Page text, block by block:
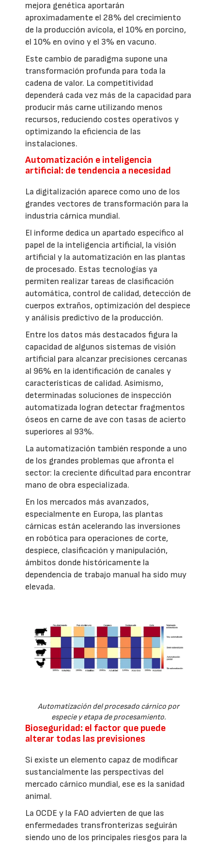
mejora genética aportarán
aproximadamente el 28% del crecimiento
de la producción avícola, el 10% en porcino,
el 10% en ovino y el 3% en vacuno.
Este cambio de paradigma supone una
transformación profunda para toda la
cadena de valor. La competitividad
dependerá cada vez más de la capacidad para
producir más carne utilizando menos
recursos, reduciendo costes operativos y
optimizando la eficiencia de las
instalaciones.
Automatización e inteligencia
artificial: de tendencia a necesidad
La digitalización aparece como uno de los
grandes vectores de transformación para la
industria cárnica mundial.
El informe dedica un apartado específico al
papel de la inteligencia artificial, la visión
artificial y la automatización en las plantas
de procesado. Estas tecnologías ya
permiten realizar tareas de clasificación
automática, control de calidad, detección de
cuerpos extraños, optimización del despiece
y análisis predictivo de la producción.
Entre los datos más destacados figura la
capacidad de algunos sistemas de visión
artificial para alcanzar precisiones cercanas
al 96% en la identificación de canales y
características de calidad. Asimismo,
determinadas soluciones de inspección
automatizada logran detectar fragmentos
óseos en carne de ave con tasas de acierto
superiores al 93%.
La automatización también responde a uno
de los grandes problemas que afronta el
sector: la creciente dificultad para encontrar
mano de obra especializada.
En los mercados más avanzados,
especialmente en Europa, las plantas
cárnicas están acelerando las inversiones
en robótica para operaciones de corte,
despiece, clasificación y manipulación,
ámbitos donde históricamente la
dependencia de trabajo manual ha sido muy
elevada.
Automatización del procesado cárnico por
especie y etapa de procesamiento.
Bioseguridad: el factor que puede
alterar todas las previsiones
Si existe un elemento capaz de modificar
sustancialmente las perspectivas del
mercado cárnico mundial, ese es la sanidad
animal.
La OCDE y la FAO advierten de que las
enfermedades transfronterizas seguirán
siendo uno de los principales riesgos para la